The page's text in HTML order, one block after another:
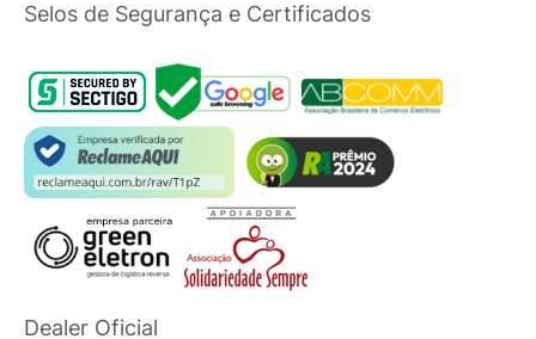
Selos de Segurança e Certificados
Dealer Oficial